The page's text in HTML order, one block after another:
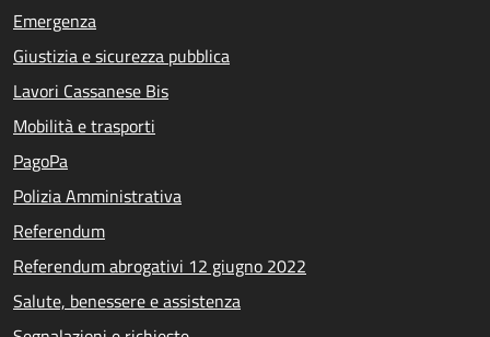
Emergenza
Giustizia e sicurezza pubblica
Lavori Cassanese Bis
Mobilità e trasporti
PagoPa
Polizia Amministrativa
Referendum
Referendum abrogativi 12 giugno 2022
Salute, benessere e assistenza